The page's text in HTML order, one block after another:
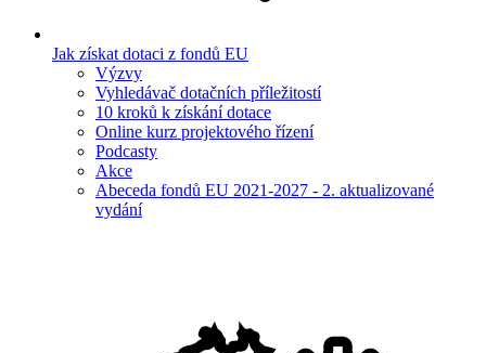
Jak získat dotaci z fondů EU
Výzvy
Vyhledávač dotačních příležitostí
10 kroků k získání dotace
Online kurz projektového řízení
Podcasty
Akce
Abeceda fondů EU 2021-2027 - 2. aktualizované
vydání